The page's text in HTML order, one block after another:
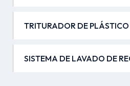
TRITURADOR DE PLÁSTICO
SISTEMA DE LAVADO DE